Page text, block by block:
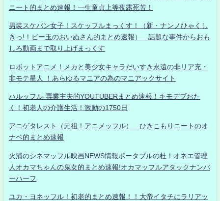
ニート的まとめ速報！一生童貞上等夜露死苦！
男装スケバン女子！スケッフルまっくす！（新・ナンノひゃくし
きっ!！ビー玉のおいぬさん的まとめ速報） 話題な事件からおも
しろ動画まで取り上げまっくす
ロボットアニメ！メカと美少女キャラだいすき永遠の非リア充・
非モテ星人 ！あらゆるマニアの為のマニアックサイト
ハルッフル-専業主夫的YOUTUBERまとめ速報！キモデブおた
く！初老人の介護生活！激動の1750日
アニゲタレスト（元祖！アニメッフル） ひきこもりニートのオ
ナベ的まとめ速報
火浦のシネマッフル映画NEWS情報ポータブルの杜！オネエ管理
人オカマちゃんの鬼女的まとめ速報!オカマッフルアタックナンバ
ーハーフ
ユカ・ヨネッフル！初老的まとめ速報！！大帝イタチにラリアッ